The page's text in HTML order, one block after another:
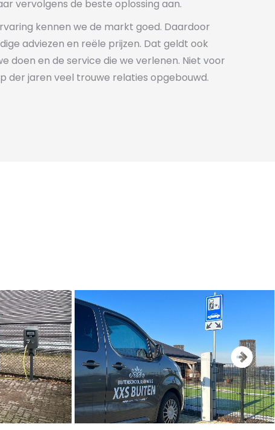
vervolgens de beste oplossing aan.
kennen we de markt goed. Daardoor
adviezen en reële prijzen. Dat geldt ook
doen en de service die we verlenen. Niet voor
der jaren veel trouwe relaties opgebouwd.